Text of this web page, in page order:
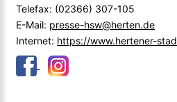
Telefax: (02366) 307-105
E-Mail: presse-hsw@herten.de
Internet: https://www.hertener-